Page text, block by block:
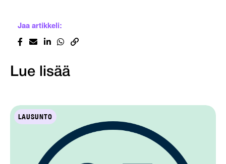
Jaa artikkeli:
Lue lisää
LAUSUNTO